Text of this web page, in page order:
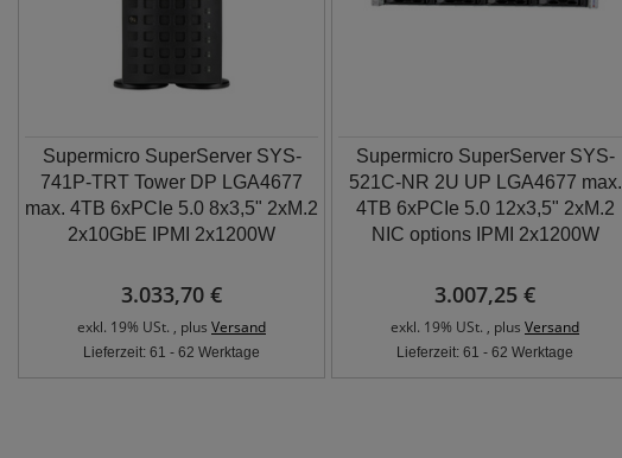
Supermicro SuperServer SYS-
741P-TRT Tower DP LGA4677
max. 4TB 6xPCIe 5.0 8x3,5" 2xM.2
2x10GbE IPMI 2x1200W
3.033,70 €
exkl. 19% USt. , plus Versand
Lieferzeit: 61 - 62 Werktage
Supermicro SuperServer SYS-
521C-NR 2U UP LGA4677 max.
4TB 6xPCIe 5.0 12x3,5" 2xM.2
NIC options IPMI 2x1200W
3.007,25 €
exkl. 19% USt. , plus Versand
Lieferzeit: 61 - 62 Werktage